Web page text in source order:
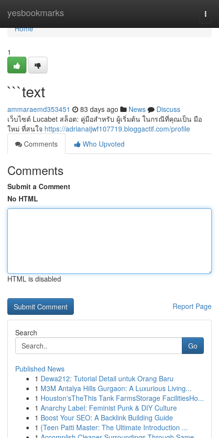
yesbookmarks
Home
Home
1
```text
ammaraemd353451 83 days ago News
Discuss
เว็บไซต์ Lucabet สล็อต: คู่มือสำหรับ ผู้เริ่มต้น ในกรณีที่คุณเป็น มือ
ใหม่ ที่สนใจ https://adrianaijwf107719.bloggactif.com/profile
Comments
Who Upvoted
Comments
Submit a Comment
No HTML
HTML is disabled
Report Page
Search
Go
Published News
1 Dewa212: Tutorial Detail untuk Orang Baru
1 M3M Antalya Hills Gurgaon: A Luxurious Living...
1 Houston'sTheThis Tank FarmsStorage FacilitiesHo...
1 Anarchy Label: Feminist Punk & DIY Culture
1 Boost Your SEO: A Backlink Building Guide
1 {Teen Patti Master: The Ultimate Introduction ...